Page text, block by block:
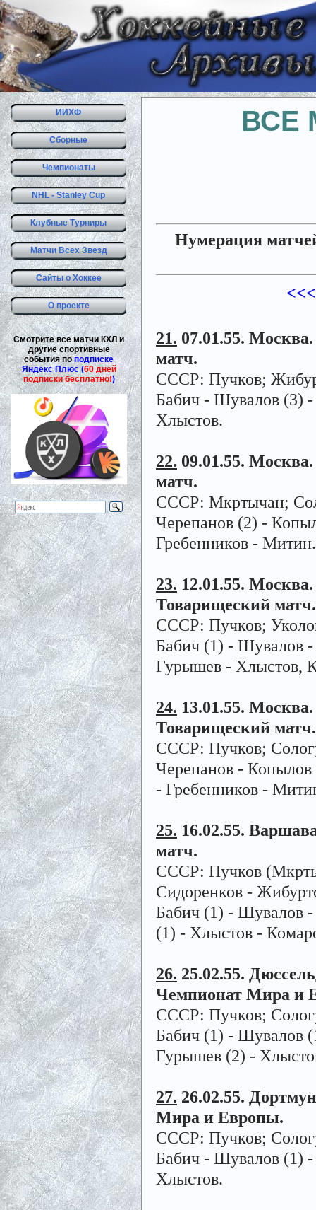
ИИХФ
Сборные
Чемпионаты
NHL - Stanley Cup
Клубные Турниры
Матчи Всех Звезд
Сайты о Хоккее
О проекте
Смотрите все матчи КХЛ и
другие спортивные
события поподписке
Яндекс Плюс (60 дней
подписки бесплатно!)
ВСЕ
Нумерация
21. 07.01.55.
матч.
СССР: Пучков;
Бабич - Шувалов (3) -
Хлыстов.
22. 09.01.55.
матч.
СССР: Мкртычан;
Черепанов (2) -
Гребенников - Митин.
23. 12.01.55.
Товарищеский матч.
СССР: Пучков;
Бабич (1) - Шувалов
Гурышев - Хлыстов,
24. 13.01.55.
Товарищеский матч.
СССР: Пучков;
Черепанов -
- Гребенников -
25. 16.02.55.
матч.
СССР: Пучков
Сидоренков -
Бабич (1) - Шувалов
(1) - Хлыстов -
26. 25.02.55.
Чемпионат Мира и
СССР: Пучков;
Бабич (1) - Шувалов
Гурышев (2) -
27. 26.02.55.
Мира и Европы.
СССР: Пучков;
Бабич - Шувалов (1)
Хлыстов.